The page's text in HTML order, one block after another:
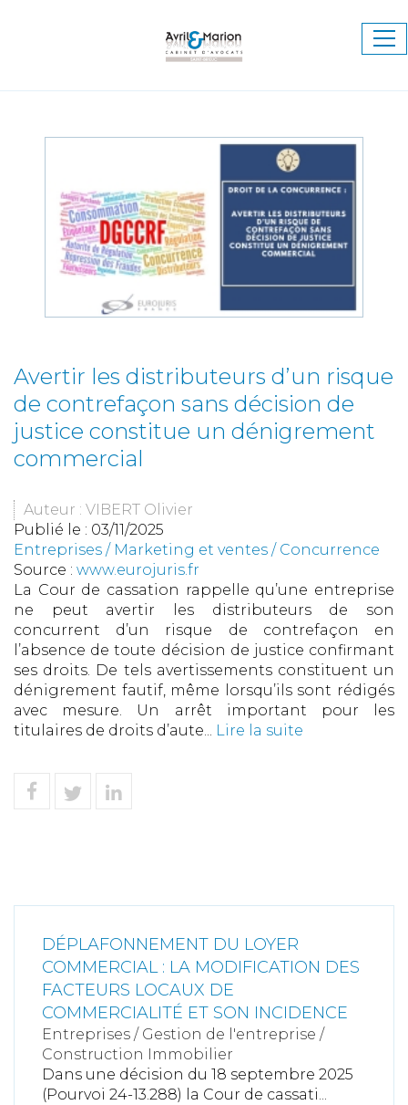
Avertir les distributeurs d’un risque
de contrefaçon sans décision de
justice constitue un dénigrement
commercial
Auteur : VIBERT Olivier
Publié le : 03/11/2025
Entreprises / Marketing et ventes / Concurrence
Source : www.eurojuris.fr
La Cour de cassation rappelle qu’une entreprise
ne peut avertir les distributeurs de son
concurrent d’un risque de contrefaçon en
l’absence de toute décision de justice confirmant
ses droits. De tels avertissements constituent un
dénigrement fautif, même lorsqu’ils sont rédigés
avec mesure. Un arrêt important pour les
titulaires de droits d’aute... Lire la suite
DÉPLAFONNEMENT DU LOYER
COMMERCIAL : LA MODIFICATION DES
FACTEURS LOCAUX DE
COMMERCIALITÉ ET SON INCIDENCE
Entreprises / Gestion de l'entreprise /
Construction Immobilier
Dans une décision du 18 septembre 2025
(Pourvoi 24-13.288) la Cour de cassati...